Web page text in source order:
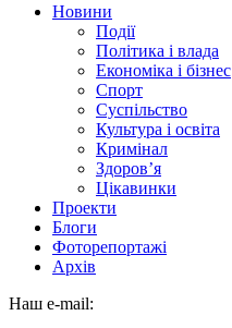
Новини
Події
Політика і влада
Економіка і бізнес
Спорт
Суспільство
Культура і освіта
Кримінал
Здоров’я
Цікавинки
Проекти
Блоги
Фоторепортажі
Архів
Наш e-mail: